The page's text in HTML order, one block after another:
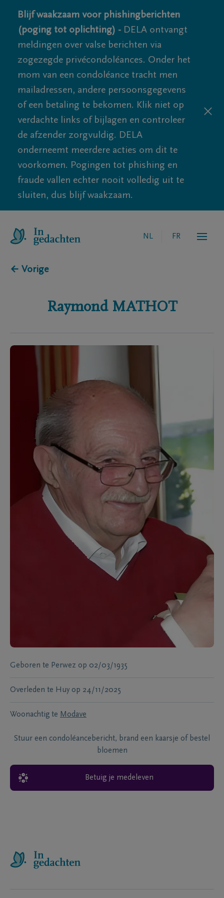
Blijf waakzaam voor phishingberichten
(poging tot oplichting) - DELA ontvangt
meldingen over valse berichten via
zogezegde privécondoléances. Onder het
mom van een condoléance tracht men
mailadressen, andere persoonsgegevens
of een betaling te bekomen. Klik niet op
verdachte links of bijlagen en controleer
de afzender zorgvuldig. DELA
onderneemt meerdere acties om dit te
voorkomen. Pogingen tot phishing en
fraude vallen echter nooit volledig uit te
sluiten, dus blijf waakzaam.
NL FR
← Vorige
Raymond MATHOT
Geboren te Perwez op 02/03/1935
Overleden te Huy op 24/11/2025
Woonachtig te Modave
Stuur een condoléancebericht, brand een kaarsje of bestel
bloemen
Betuig je medeleven